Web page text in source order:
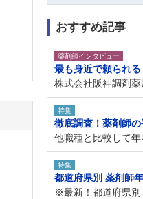
おすすめ記事
薬剤師インタビュー
最も身近で頼られ
株式会社阪神調剤
特集
徹底調査！薬剤師
他職種と比較して
特集
都道府県別 薬剤師
※最新！都道府県別